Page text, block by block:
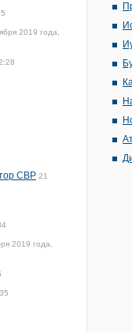
2019 года,
СВР 21
2019 года,